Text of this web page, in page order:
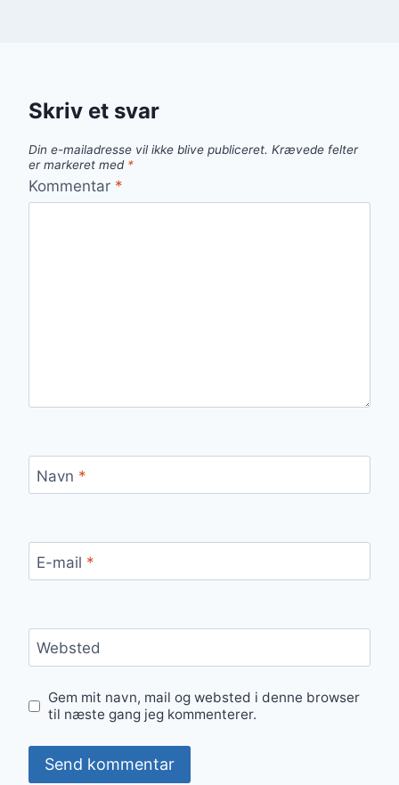
Skriv et svar
Din e-mailadresse vil ikke blive publiceret. Krævede felter
er markeret med *
Kommentar *
Navn *
E-mail *
Websted
Gem mit navn, mail og websted i denne browser
til næste gang jeg kommenterer.